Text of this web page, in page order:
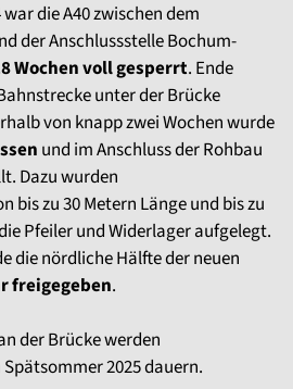
die A40 zwischen dem
der Anschlussstelle Bochum-
Wochen voll gesperrt. Ende
unter der Brücke
von knapp zwei Wochen wurde
und im Anschluss der Rohbau
Dazu wurden
zu 30 Metern Länge und bis zu
Pfeiler und Widerlager aufgelegt.
die nördliche Hälfte der neuen
freigegeben.
der Brücke werden
2025 dauern.